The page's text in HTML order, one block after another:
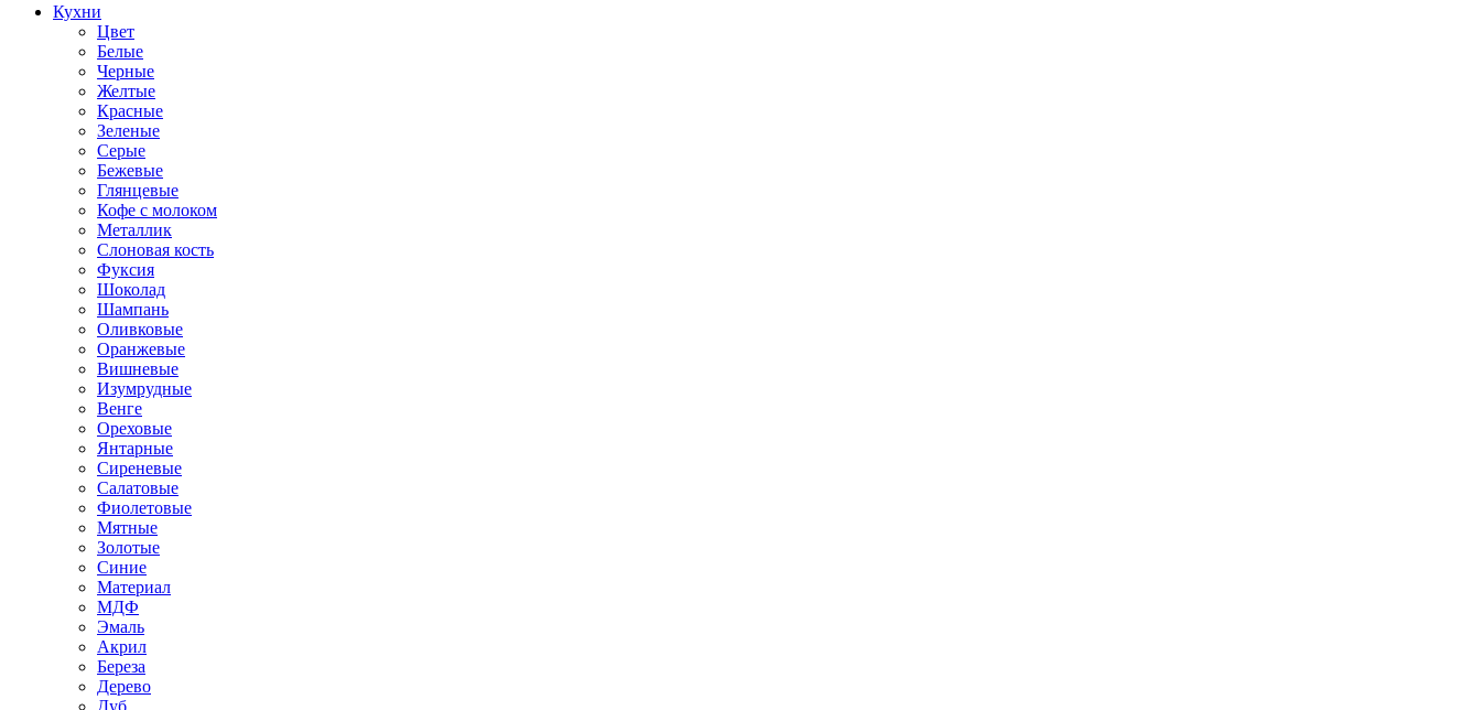
Кухни
Цвет
Белые
Черные
Желтые
Красные
Зеленые
Серые
Бежевые
Глянцевые
Кофе с молоком
Металлик
Слоновая кость
Фуксия
Шоколад
Шампань
Оливковые
Оранжевые
Вишневые
Изумрудные
Венге
Ореховые
Янтарные
Сиреневые
Салатовые
Фиолетовые
Мятные
Золотые
Синие
Материал
МДФ
Эмаль
Акрил
Береза
Дерево
Дуб